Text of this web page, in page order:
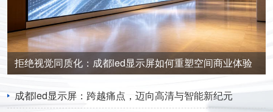
拒绝视觉同质化：成都led显示屏如何重塑空间商业体验
成都led显示屏：跨越痛点，迈向高清与智能新纪元